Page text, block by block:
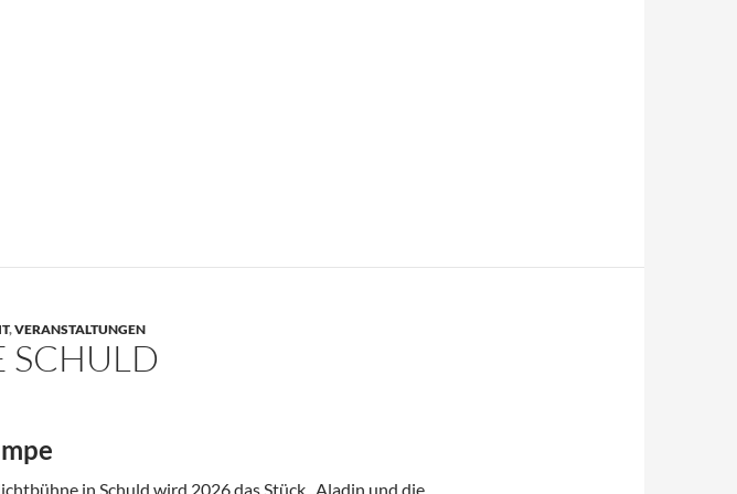
,VERANSTALTUNGEN
SCHULD
in Schuld wird 2026 das Stück „Aladin und die